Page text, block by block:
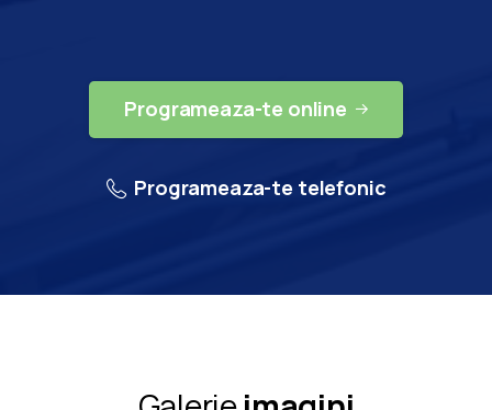
Programeaza-te online
Programeaza-te telefonic